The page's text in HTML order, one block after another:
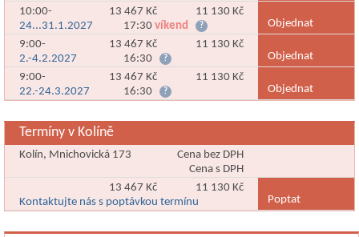
11 130 Kč
13 467 Kč
24...31.1.2027
10:00-
17:30 víkend ?
Objednat
11 130 Kč
13 467 Kč
2.-4.2.2027
9:00-
16:30
?
Objednat
11 130 Kč
13 467 Kč
22.-24.3.2027
9:00-
16:30
? Objednat
Termíny v Kolíně
Kolín, Mnichovická 173
Cena bez DPH
Cena s DPH
11 130 Kč
13 467 Kč
Kontaktujte nás s poptávkou termínu
Poptat